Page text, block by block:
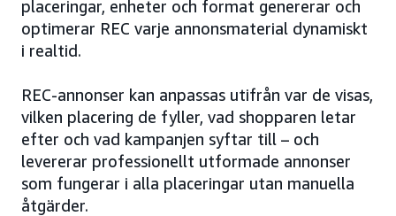
placeringar, enheter och format genererar och
optimerar REC varje annonsmaterial dynamiskt
i realtid.
REC-annonser kan anpassas utifrån var de visas,
vilken placering de fyller, vad shopparen letar
efter och vad kampanjen syftar till – och
levererar professionellt utformade annonser
som fungerar i alla placeringar utan manuella
åtgärder.